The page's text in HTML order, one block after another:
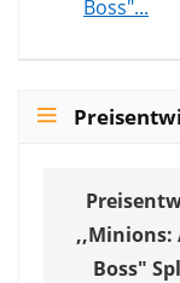
,,Minions:
Boss"